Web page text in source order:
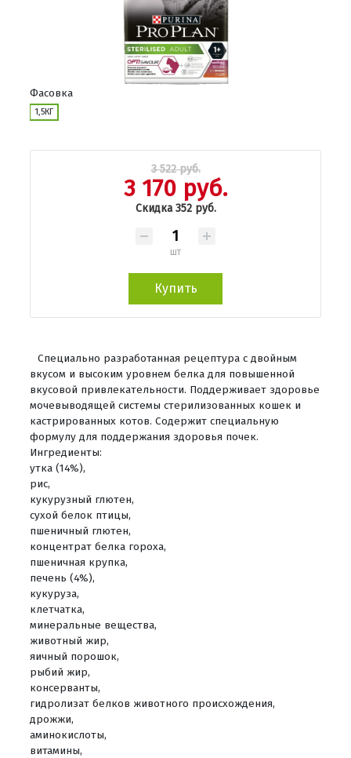
Фасовка
1,5КГ
3 522 руб.
3 170 руб.
Скидка 352 руб.
шт
Купить
Специально разработанная рецептура с двойным
вкусом и высоким уровнем белка для повышенной
вкусовой привлекательности. Поддерживает здоровье
мочевыводящей системы стерилизованных кошек и
кастрированных котов. Содержит специальную
формулу для поддержания здоровья почек.
Ингредиенты:
утка (14%),
рис,
кукурузный глютен,
сухой белок птицы,
пшеничный глютен,
концентрат белка гороха,
пшеничная крупка,
печень (4%),
кукуруза,
клетчатка,
минеральные вещества,
животный жир,
яичный порошок,
рыбий жир,
консерванты,
гидролизат белков животного происхождения,
дрожжи,
аминокислоты,
витамины,